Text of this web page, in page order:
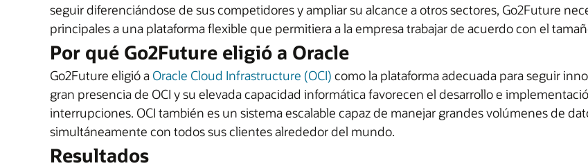
seguir diferenciándose de sus competidores y ampliar su alcance a otros sectores, Go2Future
principales a una plataforma flexible que permitiera a la empresa trabajar de acuerdo con el
Por qué Go2Future eligió a Oracle
Go2Future eligió a Oracle Cloud Infrastructure (OCI) como la plataforma adecuada para seguir
gran presencia de OCI y su elevada capacidad informática favorecen el desarrollo e
interrupciones. OCI también es un sistema escalable capaz de manejar grandes volúmenes de
simultáneamente con todos sus clientes alrededor del mundo.
Resultados